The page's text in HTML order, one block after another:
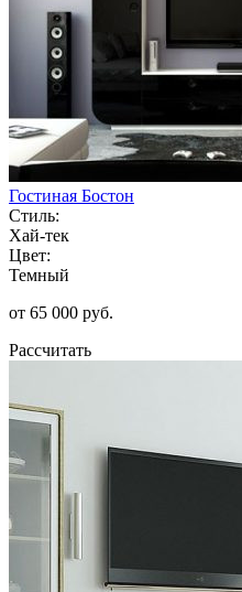
Гостиная Бостон
Стиль:
Хай-тек
Цвет:
Темный
от 65 000 руб.
Рассчитать